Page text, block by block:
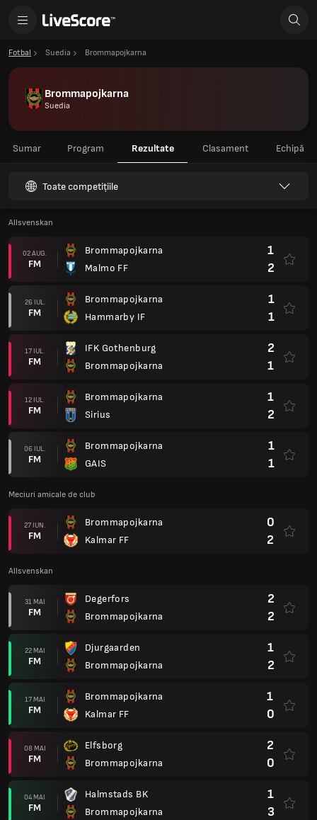
Fotbal Suedia Brommapojkarna
Brommapojkarna
Suedia
Sumar Program Rezultate Clasament Echipă
Toate competițiile
Allsvenskan
02 AUG.
FM
Brommapojkarna
Malmo FF
1
2
26 IUL.
FM
Brommapojkarna
Hammarby IF
1
1
17 IUL.
FM
IFK Gothenburg
Brommapojkarna
2
1
12 IUL.
FM
Brommapojkarna
Sirius
1
2
06 IUL.
FM
Brommapojkarna
GAIS
1
1
Meciuri amicale de club
27 IUN.
FM
Brommapojkarna
Kalmar FF
0
2
Allsvenskan
31 MAI
FM
Degerfors
Brommapojkarna
2
2
22 MAI
FM
Djurgaarden
Brommapojkarna
1
2
17 MAI
FM
Brommapojkarna
Kalmar FF
1
0
08 MAI
FM
Elfsborg
Brommapojkarna
2
0
04 MAI
FM
Halmstads BK
Brommapojkarna
1
3